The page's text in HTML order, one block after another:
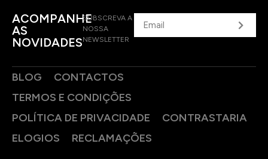
ACOMPANHE
AS
NOVIDADES
SUBSCREVA A
NOSSA
NEWSLETTER
BLOG
CONTACTOS
TERMOS E CONDIÇÕES
POLÍTICA DE PRIVACIDADE
CONTRASTARIA
ELOGIOS
RECLAMAÇÕES